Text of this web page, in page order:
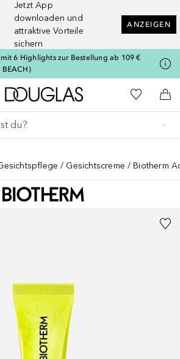
Jetzt App
downloaden und
attraktive Vorteile
sichern
ANZEIGEN
6 Highlights zur Bestellung ab 109 €
Zur Douglas Startseite
Zu Meiner
Gesichtscreme Biotherm